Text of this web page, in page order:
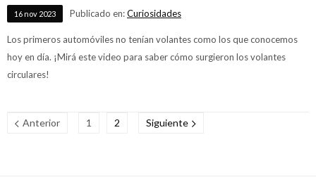
16 nov 2023 Publicado en:Curiosidades
Los primeros automóviles no tenían volantes como los que conocemos
hoy en día. ¡Mirá este video para saber cómo surgieron los volantes
circulares!
Anterior 1 2 Siguiente